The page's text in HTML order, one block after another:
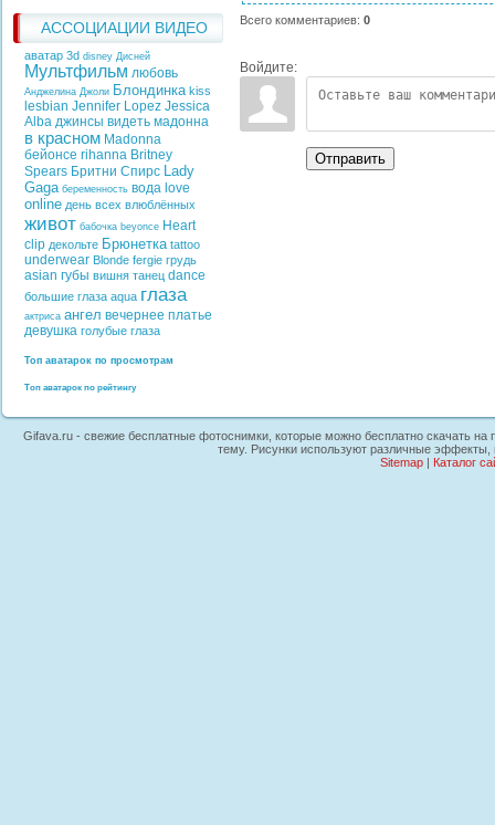
АССОЦИАЦИИ ВИДЕО
аватар 3d disney Дисней
Мультфильм любовь
Анджелина Джоли Блондинка kiss
lesbian Jennifer Lopez Jessica
Alba джинсы видеть мадонна
в красном Madonna
бейонсе rihanna Britney
Spears Бритни Спирс Lady
Gaga беременность вода love
online день всех влюблённых
живот бабочка beyonce Heart
clip декольте Брюнетка tattoo
underwear Blonde fergie грудь
asian губы вишня танец dance
большие глаза aqua глаза
актриса ангел вечернее платье
девушка голубые глаза
Топ аватарок по просмотрам
Топ аватарок по рейтингу
Всего комментариев: 0
Войдите:
Отправить
Gifava.ru - свежие бесплатные фотоснимки, которые можно бесплатно скачать
тему. Рисунки используют различные эффекты,
Sitemap| Каталог